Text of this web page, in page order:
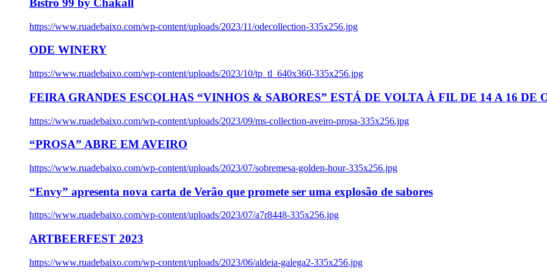
Bistro 99 by Chakall
https://www.ruadebaixo.com/wp-content/uploads/2023/11/odecollection-335x256.jpg
ODE WINERY
https://www.ruadebaixo.com/wp-content/uploads/2023/10/tp_tl_640x360-335x256.jpg
FEIRA GRANDES ESCOLHAS “VINHOS & SABORES” ESTÁ DE VOLTA À FIL DE 14 A 16 DE
https://www.ruadebaixo.com/wp-content/uploads/2023/09/ms-collection-aveiro-prosa-335x256.jpg
“PROSA” ABRE EM AVEIRO
https://www.ruadebaixo.com/wp-content/uploads/2023/07/sobremesa-golden-hour-335x256.jpg
“Envy” apresenta nova carta de Verão que promete ser uma explosão de sabores
https://www.ruadebaixo.com/wp-content/uploads/2023/07/a7r8448-335x256.jpg
ARTBEERFEST 2023
https://www.ruadebaixo.com/wp-content/uploads/2023/06/aldeia-galega2-335x256.jpg